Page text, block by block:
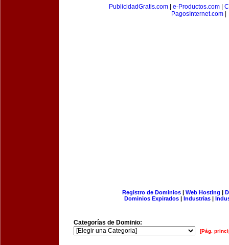
PublicidadGratis.com
e-Productos.com
PagosInternet.com
Registro de Dominios| Web Hosting |
Dominios Expirados | Industrias |
Categorías de Dominio:
[Pág.